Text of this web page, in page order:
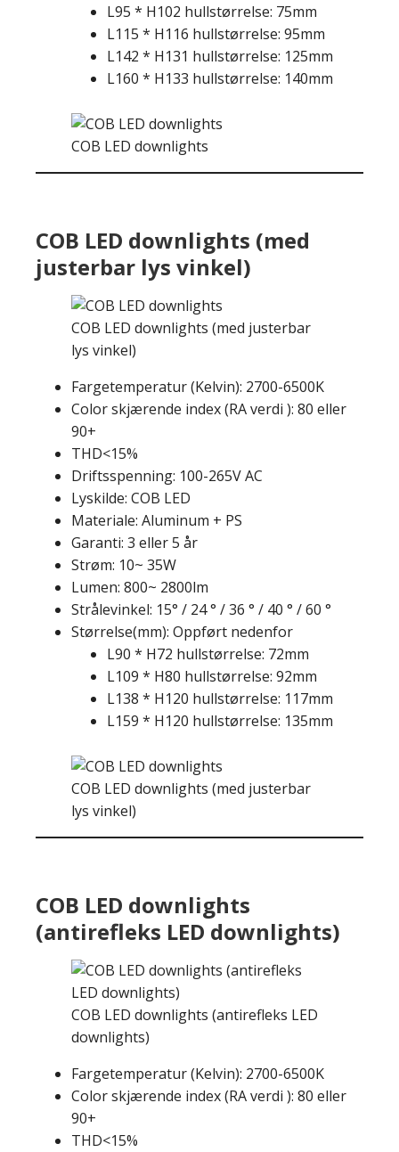
L95 * H102 hullstørrelse: 75mm
L115 * H116 hullstørrelse: 95mm
L142 * H131 hullstørrelse: 125mm
L160 * H133 hullstørrelse: 140mm
COB LED downlights
COB LED downlights (med
justerbar lys vinkel)
COB LED downlights (med justerbar
lys vinkel)
Fargetemperatur (Kelvin): 2700-6500K
Color skjærende index (RA verdi ): 80 eller
90+
THD<15%
Driftsspenning: 100-265V AC
Lyskilde: COB LED
Materiale: Aluminum + PS
Garanti: 3 eller 5 år
Strøm: 10~ 35W
Lumen: 800~ 2800lm
Strålevinkel: 15° / 24 ° / 36 ° / 40 ° / 60 °
Størrelse(mm): Oppført nedenfor
L90 * H72 hullstørrelse: 72mm
L109 * H80 hullstørrelse: 92mm
L138 * H120 hullstørrelse: 117mm
L159 * H120 hullstørrelse: 135mm
COB LED downlights (med justerbar
lys vinkel)
COB LED downlights
(antirefleks LED downlights)
COB LED downlights (antirefleks LED
downlights)
Fargetemperatur (Kelvin): 2700-6500K
Color skjærende index (RA verdi ): 80 eller
90+
THD<15%